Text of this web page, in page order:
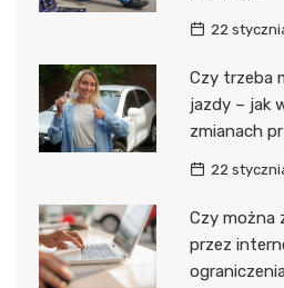
22
Czy trzeba
jazdy – jak
zmianach
22
Czy można
przez
ograniczenia